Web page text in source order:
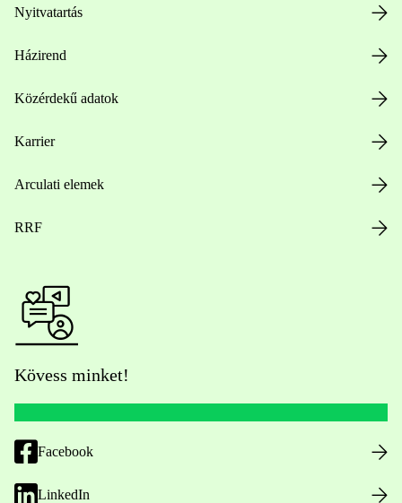
Nyitvatartás
Házirend
Közérdekű adatok
Karrier
Arculati elemek
RRF
Kövess minket!
Facebook
LinkedIn